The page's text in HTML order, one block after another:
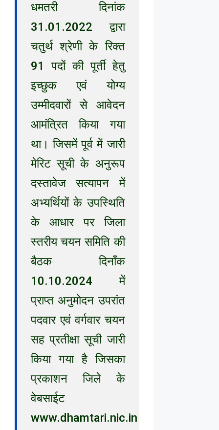
धमतरी दिनांक
31.01.2022 द्वारा
चतुर्थ श्रेणी के रिक्त
91 पदों की पूर्ती हेतु
इच्छुक एवं योग्य
उम्मीदवारों से आवेदन
आमंत्रित किया गया
था। जिसमें पूर्व में जारी
मेरिट सूची के अनुरूप
दस्तावेज सत्यापन में
अभ्यर्थियों के उपस्थिति
के आधार पर जिला
स्तरीय चयन समिति की
बैठक दिनाँक
10.10.2024 में
प्राप्त अनुमोदन उपरांत
पदवार एवं वर्गवार चयन
सह प्रतीक्षा सूची जारी
किया गया है जिसका
प्रकाशन जिले के
वेबसाईट
www.dhamtari.nic.in